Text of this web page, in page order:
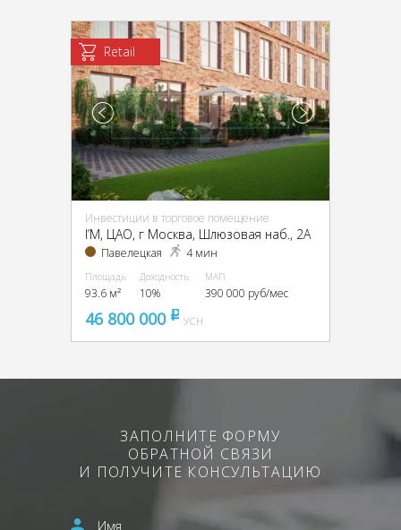
Retail
Инвестиции в торговое помещение
I’M, ЦАО, г Москва, Шлюзовая наб., 2А
Павелецкая 4 мин
Площадь
93.6 м²
Доходность
10%
МАП
390 000 руб/мес
46 800 000 pуб
УСН
ЗАПОЛНИТЕ ФОРМУ
ОБРАТНОЙ СВЯЗИ
И ПОЛУЧИТЕ КОНСУЛЬТАЦИЮ